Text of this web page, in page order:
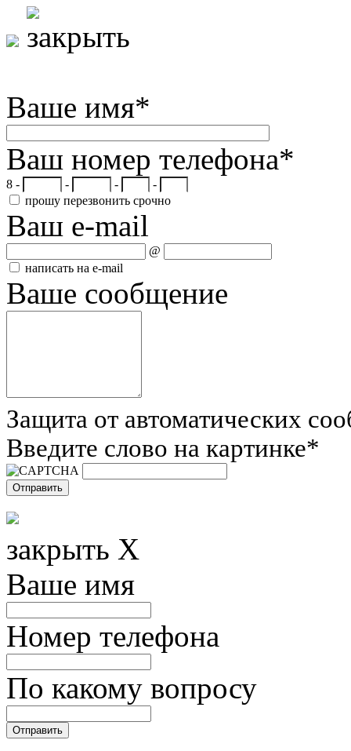
Ваше имя*
Ваш номер телефона*
8 - - -
-
прошу перезвонить срочно
Ваш e-mail
@
написать на e-mail
Ваше сообщение
Защита от автоматических
Введите слово на картинке*
закрыть X
Ваше имя
Номер телефона
По какому вопросу